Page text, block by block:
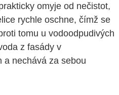
omyje od nečistot,
rychle oschne, čímž se
tomu u vodoodpudivých
z fasády v
a nechává za sebou